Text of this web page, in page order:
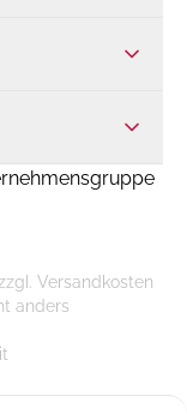
Versandkosten
anders